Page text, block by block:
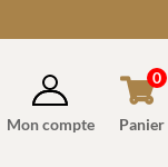
Mon compte Panier
0